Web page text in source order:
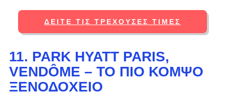
ΔΕΊΤΕ ΤΙΣ ΤΡΈΧΟΥΣΕΣ ΤΙΜΈΣ
11. PARK HYATT PARIS,
VENDÔME – ΤΟ ΠΙΟ ΚΟΜΨΌ
ΞΕΝΟΔΟΧΕΊΟ